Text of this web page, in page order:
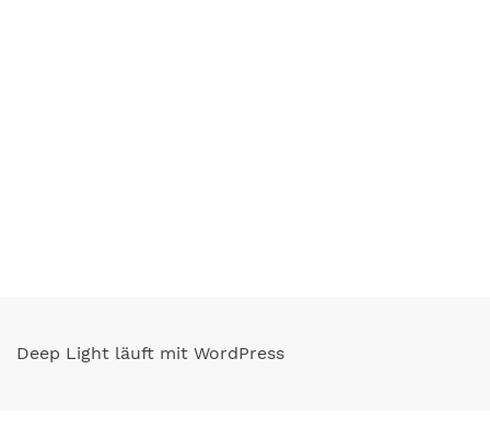
Deep Light läuft mit WordPress